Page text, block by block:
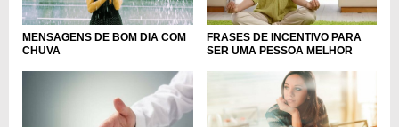
MENSAGENS DE BOM DIA COM
CHUVA
FRASES DE INCENTIVO PARA
SER UMA PESSOA MELHOR